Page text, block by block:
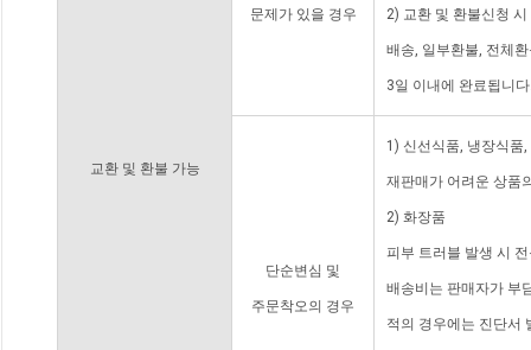
교환 및 환불 가능
문제가 있을 경우 2) 교환 및 환불신청
배송, 일부환불, 전체
3일 이내에 완료됩니
단순변심 및
주문착오의 경우
1) 신선식품, 냉장식품
재판매가 어려운 상품
2) 화장품
피부 트러블 발생 시
배송비는 판매자가 부
적의 경우에는 진단서